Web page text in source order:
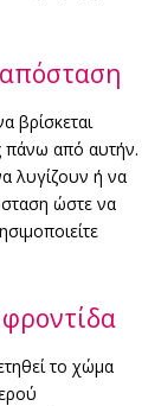
βρίσκεται
πάνω από αυτήν.
λυγίζουν ή να
ώστε να
το χώμα